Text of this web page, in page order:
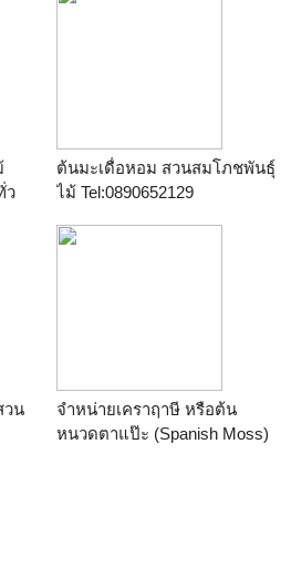
ว
ต้นมะเดื่อหอม สวนสมโภชพันธุ์
ไม้ Tel:0890652129
วน
จำหน่ายเคราฤาษี หรือต้น
หนวดตาแป๊ะ (Spanish Moss)